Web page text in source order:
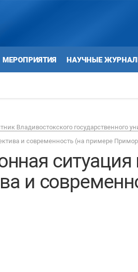
МЕРОПРИЯТИЯ НАУЧНЫЕ
Владивостокского государственного
и современность (на примере
и